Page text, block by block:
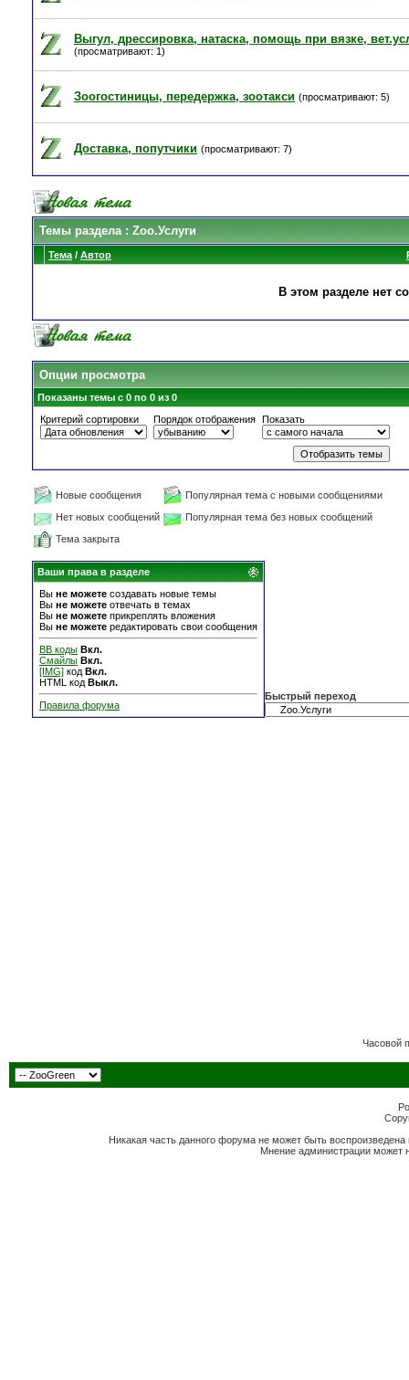
Выгул, дрессировка, натаска, помощь при вязке,
(просматривают: 1)
Зоогостиницы, передержка, зоотакси (просматривают: 5)
Доставка, попутчики (просматривают: 7)
Темы раздела: Zoo.Услуги
Тема / Автор
В этом разделе нет
Опции просмотра
Показаны темы с 0 по 0 из 0
Критерий сортировки
Порядок отображения Показать
Новые сообщения
Популярная тема с новыми сообщениями
Нет новых сообщений
Популярная тема без новых сообщений
Тема закрыта
Ваши права в разделе
Вы не можете создавать новые темы
Вы не можете отвечать в темах
Вы не можете прикреплять вложения
Вы не можете редактировать свои сообщения
BB коды Вкл.
Смайлы Вкл.
[IMG] код Вкл.
HTML код Выкл.
Правила форума
Быстрый переход
Часовой
Никакая часть данного форума не может быть
Мнение администрации может